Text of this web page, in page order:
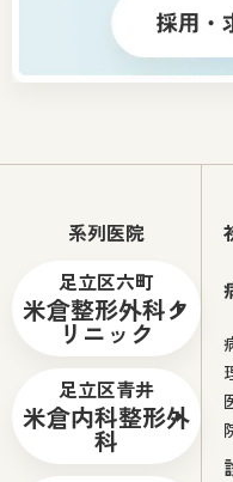
系列医院
足立区六町
米倉整形外科ク
リニック
足立区青井
米倉内科整形外
科